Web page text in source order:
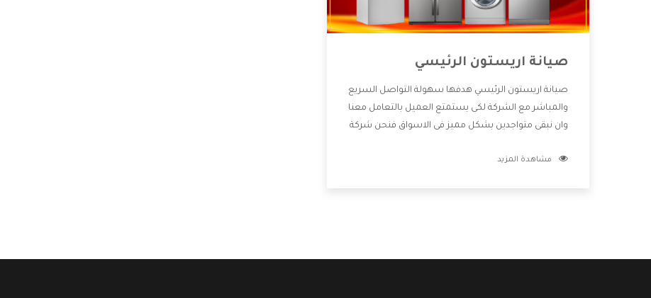
صيانة اريستون الرئيسي
صيانة اريستون الرئيسي هدفها سهولة التواصل السريع
والمباشر مع الشركة لكى يستمتع العميل بالتعامل معنا
وان نبقى متواجدين بشكل مميز فى الاسواق فنحن شركة
بالخدمات التى تنفرد الشركة بها والتى تكون منها خدمة
مشاهدة المزيد